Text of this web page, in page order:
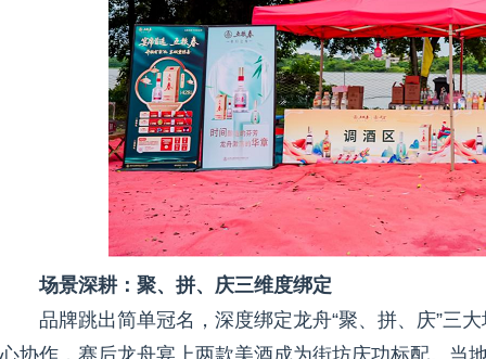
场景深耕：聚、拼、庆三维度绑定
品牌跳出简单冠名，深度绑定龙舟“聚、拼、庆”三
心协作，赛后龙舟宴上两款美酒成为街坊庆功标配。当